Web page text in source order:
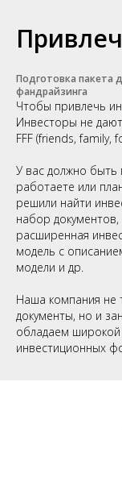
Подготовка пакета
фандрайзинга
Чтобы привлечь
Инвесторы не
FFF (friends, family,
У вас должно
работаете или
решили найти
набор документов,
расширенная
модель с
модели и др.
Наша компания не
документы, но и
обладаем
инвестиционных